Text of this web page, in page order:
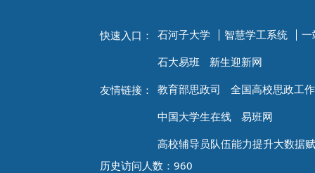
快速入口： 石河子大学 智慧学工系统
一
石大易班
新生迎新网
友情链接：
教育部思政司
全国高校思政工
中国大学生在线
易班网
高校辅导员队伍能力提升大数据
历史访问人数： 960